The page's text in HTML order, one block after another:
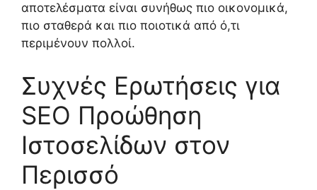
αποτελέσματα είναι συνήθως πιο οικονομικά,
πιο σταθερά και πιο ποιοτικά από ό,τι
περιμένουν πολλοί.
Συχνές Ερωτήσεις για
SEO Προώθηση
Ιστοσελίδων στον
Περισσό